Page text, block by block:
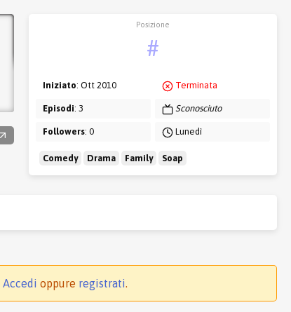
Posizione
#
Iniziato: Ott 2010
Episodi: 3
Followers: 0
Terminata
Sconosciuto
Lunedì
Comedy Drama Family Soap
Accedi oppure registrati.